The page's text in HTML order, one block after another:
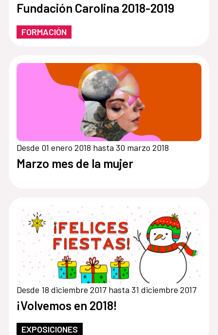
Fundación Carolina 2018-2019
FORMACIÓN
Desde 01 enero 2018 hasta 30 marzo 2018
Marzo mes de la mujer
Desde 18 diciembre 2017 hasta 31 diciembre 2017
¡Volvemos en 2018!
EXPOSICIONES